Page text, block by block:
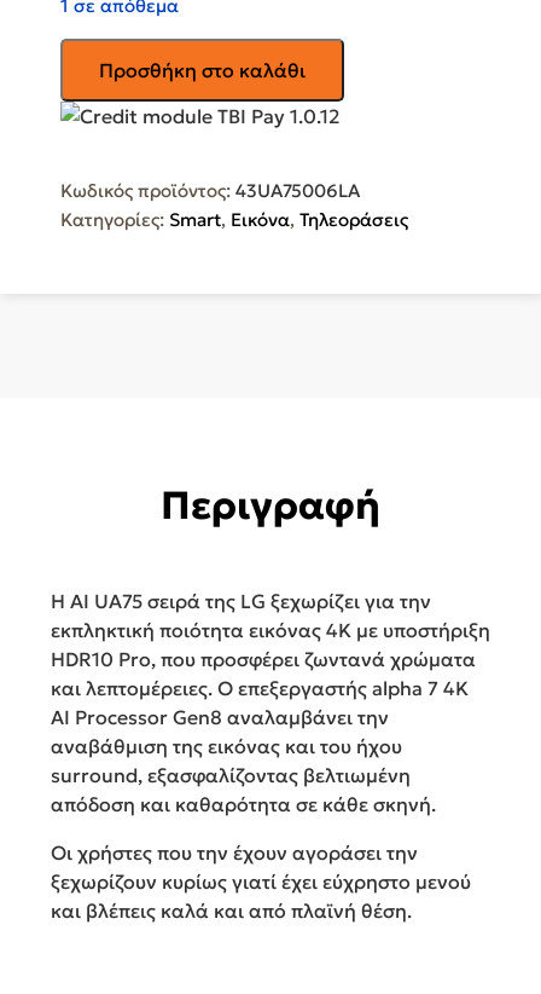
1 σε απόθεμα
Smart
Τηλεόραση
UHD
LED
Προσθήκη στο καλάθι
Κωδικός προϊόντος: 43UA75006LA
Κατηγορίες: Smart, Εικόνα, Τηλεοράσεις
Περιγραφή
Η AI UA75 σειρά της LG ξεχωρίζει για την
εκπληκτική ποιότητα εικόνας 4K με υποστήριξη
HDR10 Pro, που προσφέρει ζωντανά χρώματα
και λεπτομέρειες. Ο επεξεργαστής alpha 7 4K
AI Processor Gen8 αναλαμβάνει την
αναβάθμιση της εικόνας και του ήχου
surround, εξασφαλίζοντας βελτιωμένη
απόδοση και καθαρότητα σε κάθε σκηνή.
Οι χρήστες που την έχουν αγοράσει την
ξεχωρίζουν κυρίως γιατί έχει εύχρηστο μενού
και βλέπεις καλά και από πλαϊνή θέση.